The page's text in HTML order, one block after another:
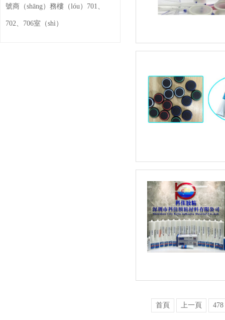
號商（shāng）務樓（lóu）701、
702、706室（shì）
首頁 上一頁 478